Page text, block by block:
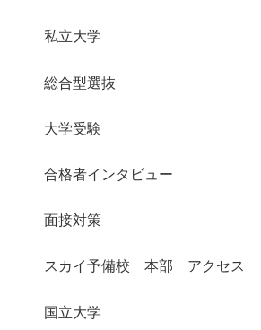
私立大学
総合型選抜
大学受験
合格者インタビュー
面接対策
スカイ予備校 本部 アクセス
国立大学